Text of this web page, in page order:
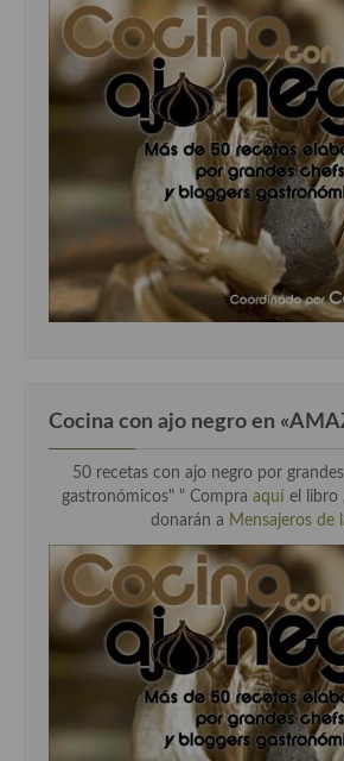
Cocina con ajo negro en
50 recetas con ajo negro por
gastronómicos" " Compra aquí el libro
donarán a Mensajeros de